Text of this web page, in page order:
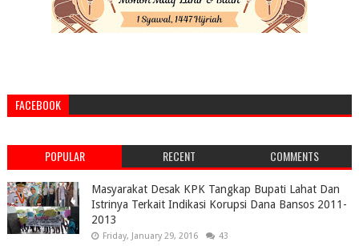
FACEBOOK
POPULAR RECENT COMMENTS
Masyarakat Desak KPK Tangkap Bupati Lahat Dan
Istrinya Terkait Indikasi Korupsi Dana Bansos 2011-
2013
Friday, January 29, 2016 43